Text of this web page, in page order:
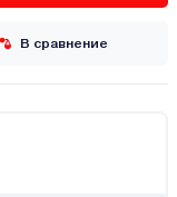
В сравнение